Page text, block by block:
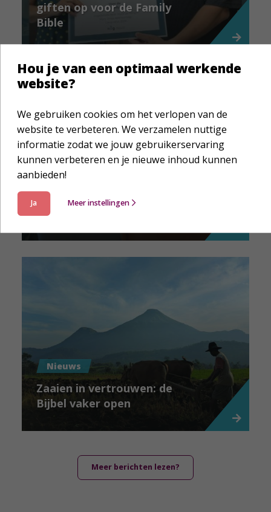
giften op voor de Family
Bible
Impactverhaal
Jongeren ontdekken de
Bijbel met Bijbel Next
Nieuws
Zaaien in vertrouwen: de
Bijbel vaker open
Meer berichten lezen?
Hou je van een optimaal werkende
website?
We gebruiken cookies om het verlopen van de
website te verbeteren. We verzamelen nuttige
informatie zodat we jouw gebruikerservaring
kunnen verbeteren en je nieuwe inhoud kunnen
aanbieden!
Ja Meer instellingen